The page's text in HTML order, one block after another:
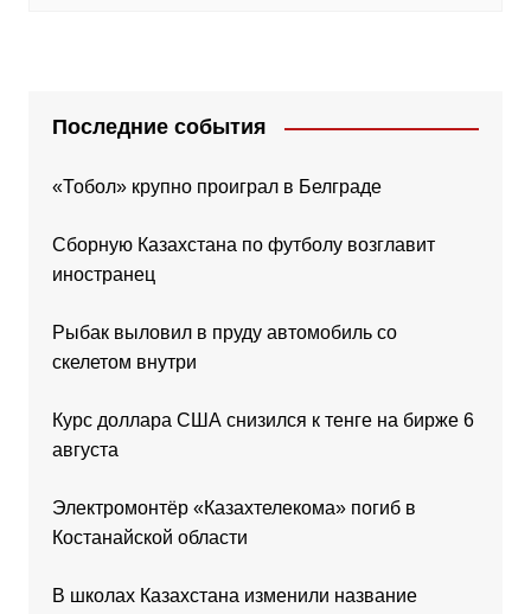
Последние события
«Тобол» крупно проиграл в Белграде
Сборную Казахстана по футболу возглавит
иностранец
Рыбак выловил в пруду автомобиль со
скелетом внутри
Курс доллара США снизился к тенге на бирже 6
августа
Электромонтёр «Казахтелекома» погиб в
Костанайской области
В школах Казахстана изменили название